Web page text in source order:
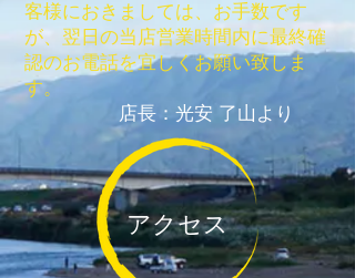
客様におきましては、お手数です
が、翌日の当店営業時間内に最終確
認のお電話を宜しくお願い致しま
す。
店長：光安 了山より
アクセス